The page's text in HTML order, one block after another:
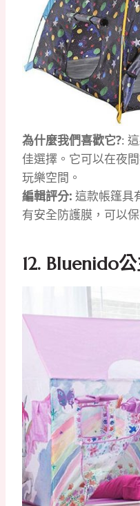
為什麼我們喜歡它?:
佳選擇。它可以在夜
玩樂空間。
編輯評分: 這款帳篷具
有安全防護膜，可以
12. Bluenido